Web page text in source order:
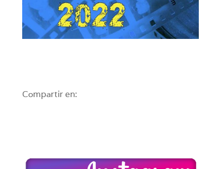
Compartir en: